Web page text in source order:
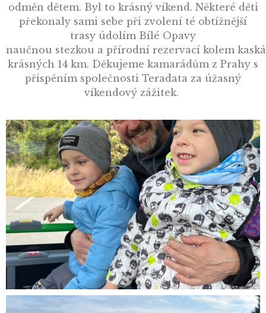
odměn dětem. Byl to krásný víkend. Některé děti
překonaly sami sebe při zvolení té obtížnější
trasy údolím Bílé Opavy
naučnou stezkou a přírodní rezervací kolem
krásných 14 km. Děkujeme kamarádům z Prahy s
přispěním společnosti Teradata za úžasný
víkendový zážitek.